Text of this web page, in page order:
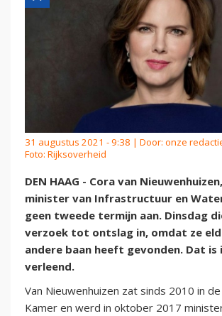
31 augustus 2021 - 9:38 | Door: onze
Foto: Rijksoverheid
DEN HAAG - Cora van
minister van Infrastructuur en
geen tweede termijn aan. Dinsdag
verzoek tot ontslag in, omdat ze
andere baan heeft gevonden. Dat is
verleend.
Van Nieuwenhuizen zat sinds 2010 in
Kamer en werd in oktober 2017